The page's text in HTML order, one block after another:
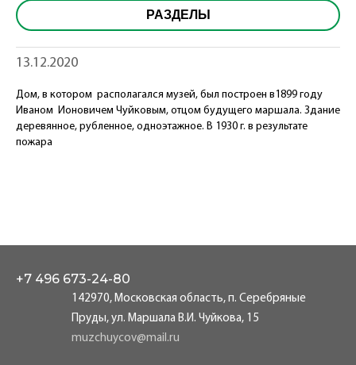
РАЗДЕЛЫ
13.12.2020
Дом, в котором располагался музей, был построен в1899 году
Иваном Ионовичем Чуйковым, отцом будущего маршала. Здание
деревянное, рубленное, одноэтажное. В 1930 г. в результате
пожара
+7 496 673-24-80
142970, Московская область, п. Серебряные
Пруды, ул. Маршала В.И. Чуйкова, 15
muzchuycov@mail.ru